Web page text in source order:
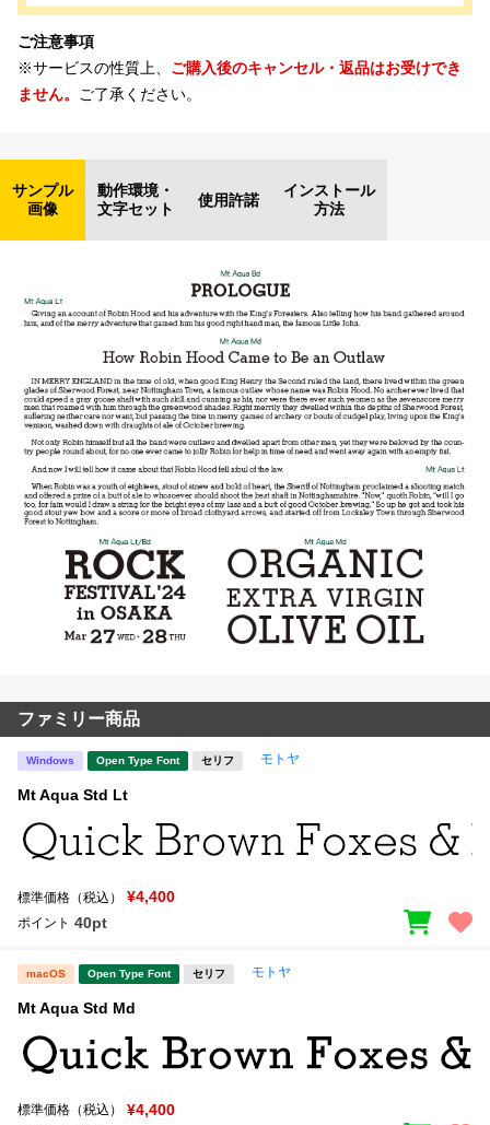
ご注意事項
※サービスの性質上、 ご購入後のキャンセル・返品はお受けでき
ません。 ご了承ください。
サンプル
画像
動作環境・
文字セット
使用許諾
インストール
方法
ファミリー商品
Windows Open Type Font セリフ モトヤ
Mt Aqua Std Lt
標準価格（税込） ¥4,400
ポイント 40pt
macOS Open Type Font セリフ モトヤ
Mt Aqua Std Md
標準価格（税込） ¥4,400